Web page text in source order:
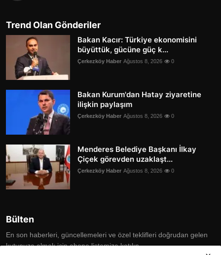
Trend Olan Gönderiler
Bakan Kacır: Türkiye ekonomisini
büyüttük, gücüne güç k...
Çerkezköy Haber Ağustos 8, 2026 0
Bakan Kurum'dan Hatay ziyaretine
ilişkin paylaşım
Çerkezköy Haber Ağustos 8, 2026 0
Menderes Belediye Başkanı İlkay
Çiçek görevden uzaklaşt...
Çerkezköy Haber Ağustos 8, 2026 0
Bülten
En son haberleri, güncellemeleri ve özel teklifleri doğrudan gelen
kutunuza almak için abone listemize katılın